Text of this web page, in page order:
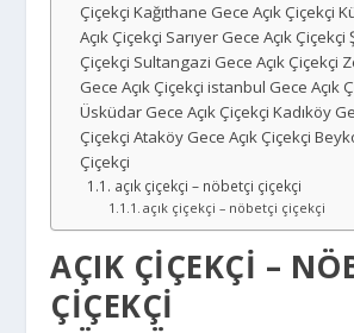
Çiçekçi Kağıthane Gece Açık Çiçekçi
Açık Çiçekçi Sarıyer Gece Açık Çiçekçi
Çiçekçi Sultangazi Gece Açık Çiçekçi
Gece Açık Çiçekçi istanbul Gece Açık
Üsküdar Gece Açık Çiçekçi Kadıköy
Çiçekçi Ataköy Gece Açık Çiçekçi
Çiçekçi
açık çiçekçi – nöbetçi çiçekçi
açık çiçekçi – nöbetçi çiçekçi
AÇIK ÇIÇEKÇI –
ÇIÇEKÇI